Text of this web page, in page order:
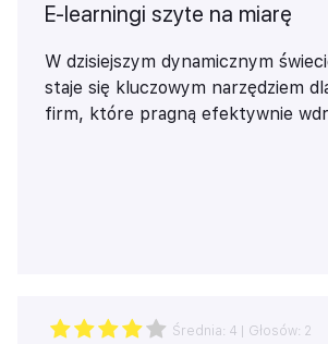
E-learningi szyte na miarę
W dzisiejszym dynamicznym
staje się kluczowym narzędziem
firm, które pragną efektywnie
szkoleniowego. Dzięki
multimedialnym treściom oraz
uczestników, ale także
Średnia: 4 | Głosów: 2